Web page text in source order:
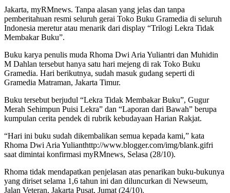
Jakarta, myRMnews. Tanpa alasan yang jelas dan tanpa
pemberitahuan resmi seluruh gerai Toko Buku Gramedia di seluruh
Indonesia meretur atau menarik dari display “Trilogi Lekra Tidak
Membakar Buku”.
Buku karya penulis muda Rhoma Dwi Aria Yuliantri dan Muhidin
M Dahlan tersebut hanya satu hari mejeng di rak Toko Buku
Gramedia. Hari berikutnya, sudah masuk gudang seperti di
Gramedia Matraman, Jakarta Timur.
Buku tersebut berjudul “Lekra Tidak Membakar Buku”, Gugur
Merah Sehimpun Puisi Lekra” dan “Laporan dari Bawah” berupa
kumpulan cerita pendek di rubrik kebudayaan Harian Rakjat.
“Hari ini buku sudah dikembalikan semua kepada kami,” kata
Rhoma Dwi Aria Yulianthttp://www.blogger.com/img/blank.gifri
saat dimintai konfirmasi myRMnews, Selasa (28/10).
Rhoma tidak mendapatkan penjelasan atas penarikan buku-bukunya
yang diriset selama 1,6 tahun ini dan diluncurkan di Newseum,
Jalan Veteran, Jakarta Pusat, Jumat (24/10).